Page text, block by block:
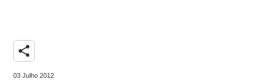
share
03 Julho 2012